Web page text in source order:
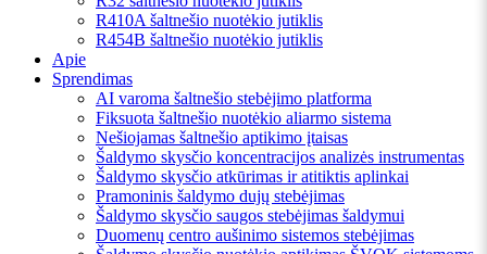
R410A šaltnešio nuotėkio jutiklis
R454B šaltnešio nuotėkio jutiklis
Apie
Sprendimas
AI varoma šaltnešio stebėjimo platforma
Fiksuota šaltnešio nuotėkio aliarmo sistema
Nešiojamas šaltnešio aptikimo įtaisas
Šaldymo skysčio koncentracijos analizės instrumentas
Šaldymo skysčio atkūrimas ir atitiktis aplinkai
Pramoninis šaldymo dujų stebėjimas
Šaldymo skysčio saugos stebėjimas šaldymui
Duomenų centro aušinimo sistemos stebėjimas